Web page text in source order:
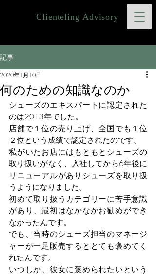
Clienteling Advisory
記事
何のための知識なのか
2020年1月10日
シューズのエキスパートに認定された
のは2013年でした。
店舗で１位の売り上げ、全国でも１位
２位という成績で認定されたのです。
私がいたお店にはもともとシューズの
取り扱いがなく、入社してから6年後に
リニューアルがありシューズを取り扱
うようになりました。
初めて取り扱うカテゴリーに苦手意識
があり、最初はなかなかお勧めができ
なかったんです。
でも、当時のシューズ担当のマネージ
ャーが一足販売するととても褒めてく
れたんです。
いつしか、彼女に褒められたいという